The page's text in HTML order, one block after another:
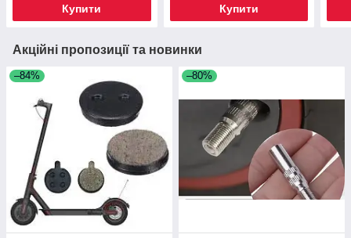
Купити Купити
Акційні пропозиції та новинки
–84% –80%